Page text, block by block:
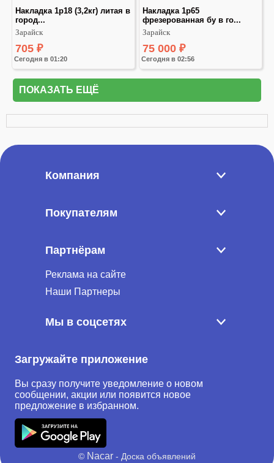
Сегодня в 01:20
Накладка 1р18 (3,2кг) литaя в
город...
Зарайск
705 ₽
Сегодня в 02:56
Hаклaдка 1р65
фрезeровaнная бу в го...
Зарайск
75 000 ₽
ПОКАЗАТЬ ЕЩЁ
Компания
Покупателям
Партнёрам
Реклама на сайте
Наши Партнеры
Мы в соцсетях
Загружайте приложение
Вы сразу получите уведомление о новом
сообщении, акции или появится новое
предложение в избранном.
© Nacar - Доска объявлений